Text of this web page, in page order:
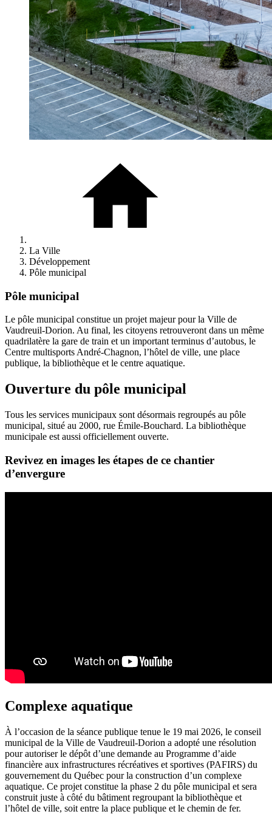
La Ville
Développement
Pôle municipal
Pôle municipal
Le pôle municipal constitue un projet majeur pour la Ville de
Vaudreuil-Dorion. Au final, les citoyens retrouveront dans un même
quadrilatère la gare de train et un important terminus d’autobus, le
Centre multisports André-Chagnon, l’hôtel de ville, une place
publique, la bibliothèque et le centre aquatique.
Ouverture du pôle municipal
Tous les services municipaux sont désormais regroupés au pôle
municipal, situé au 2000, rue Émile-Bouchard. La bibliothèque
municipale est aussi officiellement ouverte.
Revivez en images les étapes de ce chantier
d’envergure
Complexe aquatique
À l’occasion de la séance publique tenue le 19 mai 2026, le conseil
municipal de la Ville de Vaudreuil-Dorion a adopté une résolution
pour autoriser le dépôt d’une demande au Programme d’aide
financière aux infrastructures récréatives et sportives (PAFIRS) du
gouvernement du Québec pour la construction d’un complexe
aquatique. Ce projet constitue la phase 2 du pôle municipal et sera
construit juste à côté du bâtiment regroupant la bibliothèque et
l’hôtel de ville, soit entre la place publique et le chemin de fer.